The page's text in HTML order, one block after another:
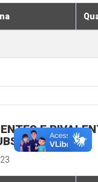
E
SEDE